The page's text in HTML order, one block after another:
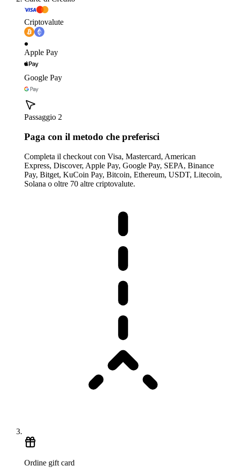
Criptovalute
Apple Pay
Google Pay
Passaggio 2
Paga con il metodo che preferisci
Completa il checkout con Visa, Mastercard, American
Express, Discover, Apple Pay, Google Pay, SEPA, Binance
Pay, Bitget, KuCoin Pay, Bitcoin, Ethereum, USDT, Litecoin,
Solana o oltre 70 altre criptovalute.
Ordine gift card